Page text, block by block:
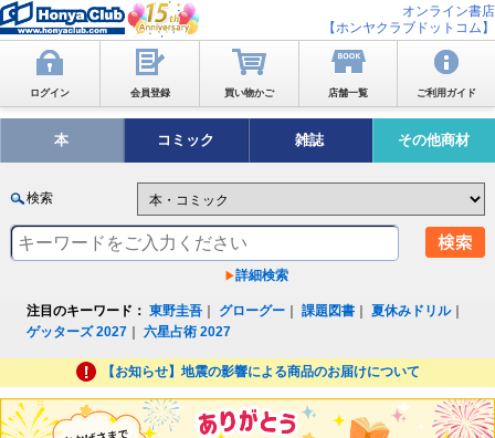
オンライン書店
【ホンヤクラブドットコム】
ログイン 会員登録 買い物かご 店舗一覧 ご利用ガイド
本 コミック 雑誌 その他商材
検索
詳細検索
注目のキーワード： 東野圭吾 グローグー ｜課題図書 ｜夏休みドリル｜
ゲッターズ 2027 ｜六星占術 2027
【お知らせ】地震の影響による商品のお届けについて